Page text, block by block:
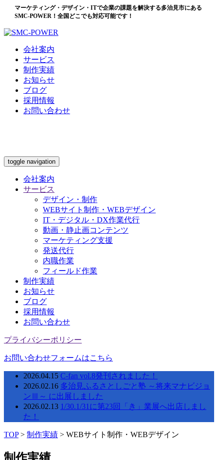
マーケティング・デザイン・ITで企業の課題を解決する多治見市にある
SMC-POWER！全国どこでも対応可能です！
会社案内
サービス
制作実績
お知らせ
ブログ
採用情報
お問い合わせ
toggle navigation
会社案内
サービス
デザイン・制作
WEBサイト制作・WEBデザイン
IT・デジタル・DX作業代行
動画・静止画コンテンツ
マーケティング支援
発送代行
内職作業
フィールド作業
制作実績
お知らせ
ブログ
採用情報
お問い合わせ
プライバシーポリシー
お問い合わせフォームはこちら
2026.04.15 C-fan vol.8発刊されました！
2026.02.16 多治見ふるさとしごと塾 ～将来マナビジョ
ンⅢ～ に出展しました
2026.02.13 1/30.1/31に第23回「き」業展へ出店しまし
た！
TOP> 制作実績 > WEBサイト制作・WEBデザイン
制作実績